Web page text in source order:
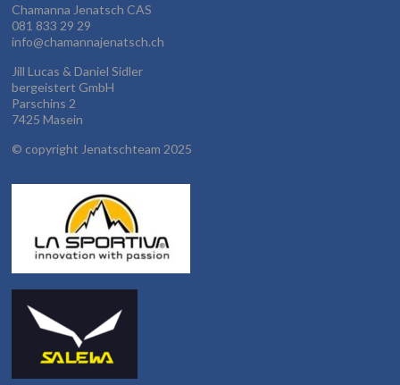
Chamanna Jenatsch CAS
081 833 29 29
info@chamannajenatsch.ch
Jill Lucas & Daniel Sidler
bergeistert GmbH
Parschins 2
7425 Masein
© copyright Jenatschteam 2025